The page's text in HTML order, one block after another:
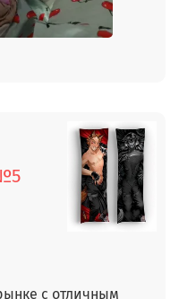
с отличным